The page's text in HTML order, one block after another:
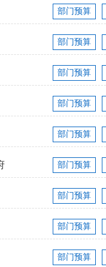
部门预算
部门预算
部门预算
部门预算
部门预算
部门预算
部门预算
部门预算
部门预算